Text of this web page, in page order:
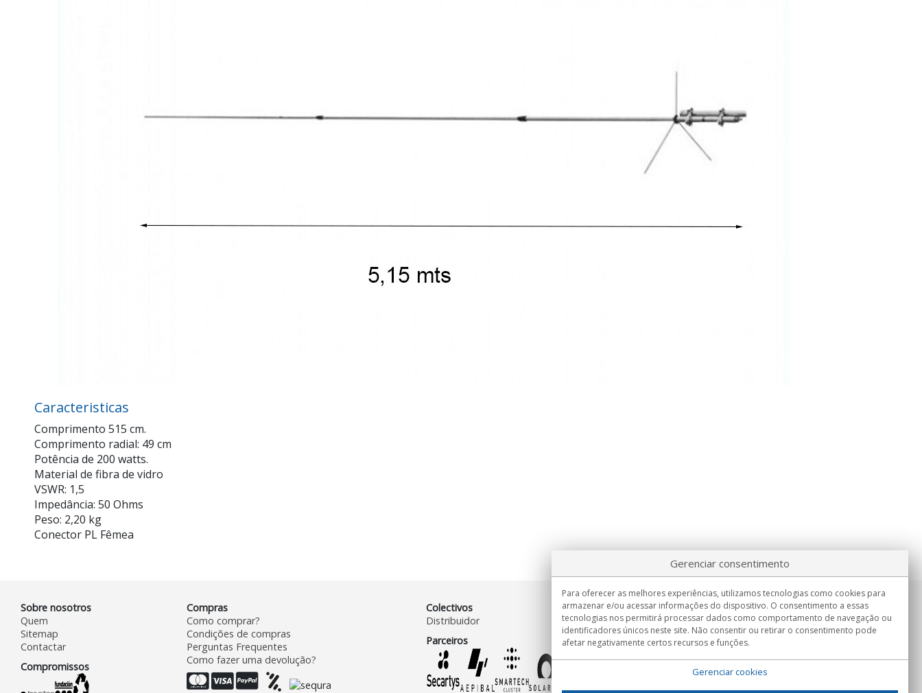
Caracteristicas
Comprimento 515 cm.
Comprimento radial: 49 cm
Potência de 200 watts.
Material de fibra de vidro
VSWR: 1,5
Impedância: 50 Ohms
Peso: 2,20 kg
Conector PL Fêmea
Sobre nosotros
Quem
Sitemap
Contactar
Compromissos
Compras
Como comprar?
Condições de compras
Perguntas Frequentes
Como fazer uma devolução?
Colectivos
Distribuidor
Parceiros
Informação
Seg.-Sex. 9:00h - 15:00h.
Entrega em
Gerenciar consentimento
Para oferecer as melhores experiências, utilizamos tecnologias como cookies para
armazenar e/ou acessar informações do dispositivo. O consentimento a essas
tecnologias nos permitirá processar dados como comportamento de navegação ou
identificadores únicos neste site. Não consentir ou retirar o consentimento pode
afetar negativamente certos recursos e funções.
Gerenciar cookies